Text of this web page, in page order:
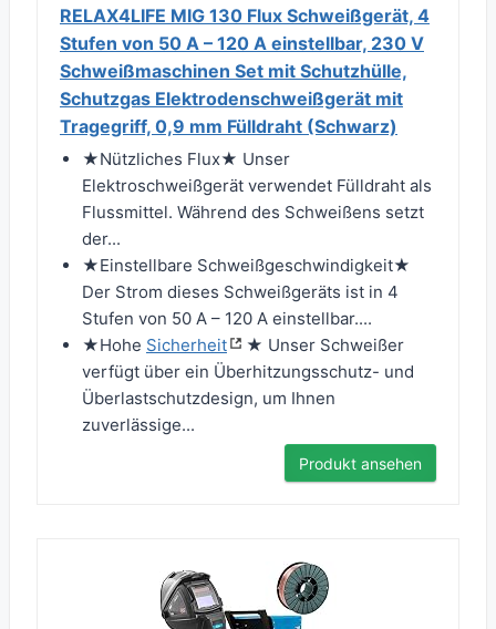
RELAX4LIFE MIG 130 Flux Schweißgerät, 4
Stufen von 50 A – 120 A einstellbar, 230 V
Schweißmaschinen Set mit Schutzhülle,
Schutzgas Elektrodenschweißgerät mit
Tragegriff, 0,9 mm Fülldraht (Schwarz)
★Nützliches Flux★ Unser
Elektroschweißgerät verwendet Fülldraht als
Flussmittel. Während des Schweißens setzt
der...
★Einstellbare Schweißgeschwindigkeit★
Der Strom dieses Schweißgeräts ist in 4
Stufen von 50 A – 120 A einstellbar....
★Hohe Sicherheit
★ Unser Schweißer
verfügt über ein Überhitzungsschutz- und
Überlastschutzdesign, um Ihnen
zuverlässige...
Produkt ansehen